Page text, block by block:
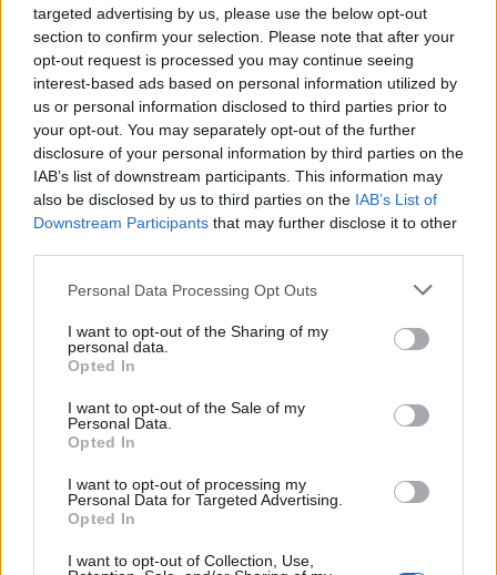
targeted advertising by us, please use the below opt-out
section to confirm your selection. Please note that after your
opt-out request is processed you may continue seeing
interest-based ads based on personal information utilized by
us or personal information disclosed to third parties prior to
your opt-out. You may separately opt-out of the further
disclosure of your personal information by third parties on the
IAB’s list of downstream participants. This information may
also be disclosed by us to third parties on the IAB’s List of
Downstream Participants that may further disclose it to other
Personal Data Processing Opt Outs
I want to opt-out of the Sharing of my
personal data.
Opted In
I want to opt-out of the Sale of my
Personal Data.
Opted In
I want to opt-out of processing my
Personal Data for Targeted Advertising.
Opted In
I want to opt-out of Collection, Use,
Ακολουθήστε μας στο
facebook
Ακολουθήστε μας στο
twitter
ΣΧΕΤΙΚΗ ΕΙΔΗΣΕΟΓΡΑΦΙΑ
Εγγραφή στο newsletter
Αποδέχομαι τους
και την πολιτική απορρήτου
X